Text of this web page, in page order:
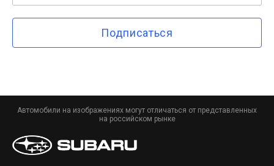
Подписаться
Автомобили на изображениях могут отличаться от представленных
на российском рынке